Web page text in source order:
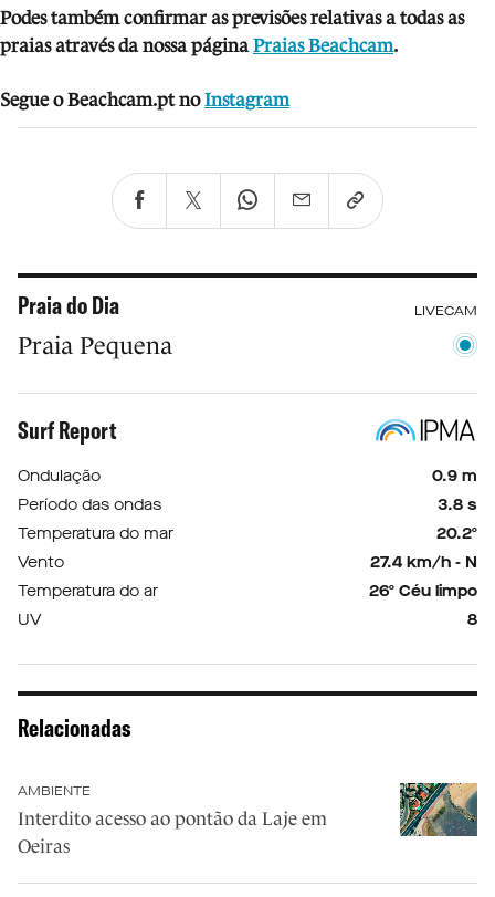
Podes também confirmar as previsões relativas a todas as
praias através da nossa páginaPraias Beachcam.
Segue o Beachcam.pt no Instagram
Praia do Dia LIVECAM
Praia Pequena
Surf Report
Ondulação
0.9 m
Período das ondas
3.8 s
Temperatura do mar
20.2º
Vento
27.4 km/h - N
Temperatura do ar
26º Céu limpo
UV
8
Relacionadas
AMBIENTE
Interdito acesso ao pontão da Laje em
Oeiras